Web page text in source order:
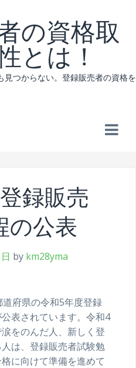
の資格取
とは！
見つからない。登録販売者の資格を
録販売
の公表
by km28yma
府県の令和5年度登録
表されています。令和4
をのんだ人、新しく登
は、登録販売者試験勉
に向けて準備を進めて